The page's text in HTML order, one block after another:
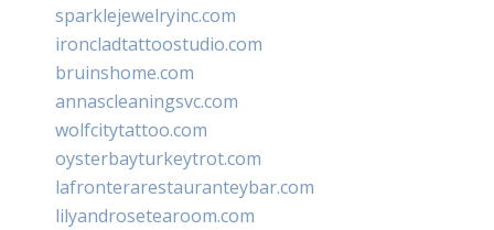
sparklejewelryinc.com
ironcladtattoostudio.com
bruinshome.com
annascleaningsvc.com
wolfcitytattoo.com
oysterbayturkeytrot.com
lafronterarestauranteybar.com
lilyandrosetearoom.com